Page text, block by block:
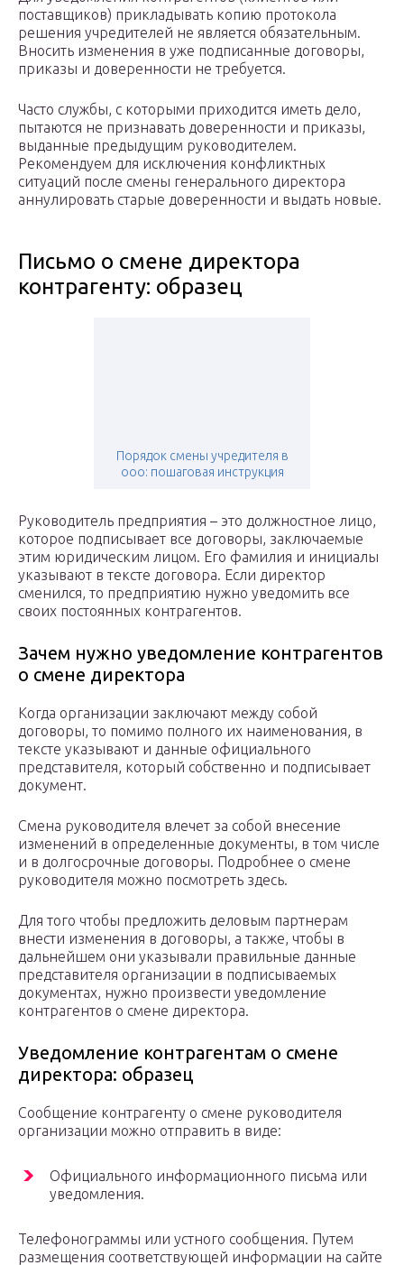
поставщиков) прикладывать копию протокола
решения учредителей не является обязательным.
Вносить изменения в уже подписанные договоры,
приказы и доверенности не требуется.
Часто службы, с которыми приходится иметь дело,
пытаются не признавать доверенности и приказы,
выданные предыдущим руководителем.
Рекомендуем для исключения конфликтных
ситуаций после смены генерального директора
аннулировать старые доверенности и выдать новые.
Письмо о смене директора
контрагенту: образец
Порядок смены учредителя в
ооо: пошаговая инструкция
Руководитель предприятия – это должностное лицо,
которое подписывает все договоры, заключаемые
этим юридическим лицом. Его фамилия и инициалы
указывают в тексте договора. Если директор
сменился, то предприятию нужно уведомить все
своих постоянных контрагентов.
Зачем нужно уведомление контрагентов
о смене директора
Когда организации заключают между собой
договоры, то помимо полного их наименования, в
тексте указывают и данные официального
представителя, который собственно и подписывает
документ.
Смена руководителя влечет за собой внесение
изменений в определенные документы, в том числе
и в долгосрочные договоры. Подробнее о смене
руководителя можно посмотреть здесь.
Для того чтобы предложить деловым партнерам
внести изменения в договоры, а также, чтобы в
дальнейшем они указывали правильные данные
представителя организации в подписываемых
документах, нужно произвести уведомление
контрагентов о смене директора.
Уведомление контрагентам о смене
директора: образец
Сообщение контрагенту о смене руководителя
организации можно отправить в виде:
Официального информационного письма или
уведомления.
Телефонограммы или устного сообщения. Путем
размещения соответствующей информации на сайте